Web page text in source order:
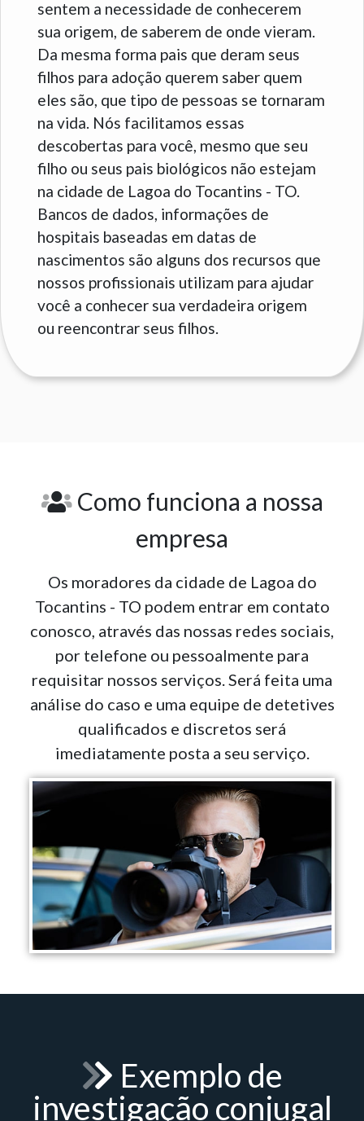
sentem a necessidade de conhecerem
sua origem, de saberem de onde vieram.
Da mesma forma pais que deram seus
filhos para adoção querem saber quem
eles são, que tipo de pessoas se tornaram
na vida. Nós facilitamos essas
descobertas para você, mesmo que seu
filho ou seus pais biológicos não estejam
na cidade de Lagoa do Tocantins - TO.
Bancos de dados, informações de
hospitais baseadas em datas de
nascimentos são alguns dos recursos que
nossos profissionais utilizam para ajudar
você a conhecer sua verdadeira origem
ou reencontrar seus filhos.
Como funciona a nossa
empresa
Os moradores da cidade de Lagoa do
Tocantins - TO podem entrar em contato
conosco, através das nossas redes sociais,
por telefone ou pessoalmente para
requisitar nossos serviços. Será feita uma
análise do caso e uma equipe de detetives
qualificados e discretos será
imediatamente posta a seu serviço.
Exemplo de
investigação conjugal